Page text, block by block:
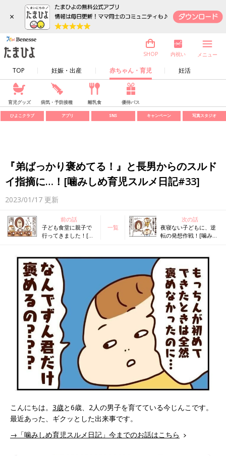
×
TOP 妊娠・出産 赤ちゃん・育児 妊活
SHOP 内祝い メニュー
育児グッズ 病気・予防接種 離乳食 優待パス
ひよこクラブ アプリ SNS キャンペーン 写真スタジオ
『弟ばっかり褒めてる！』と長男からのスルド
イ指摘に…！[噛みしめ育児スルメ日記#33]
2023/01/17 更新
前の話
子ども食堂に親子で
行ってきました！[噛
一覧
次の話
夜寝ない子どもに、逆
転の発想作戦！[噛みし
こんにちは。 3歳と6歳、2人の男子を育てている今じんこです。
最近あった、ギクッとした出来事です。
→「噛みしめ育児スルメ日記」今までのお話はこちら